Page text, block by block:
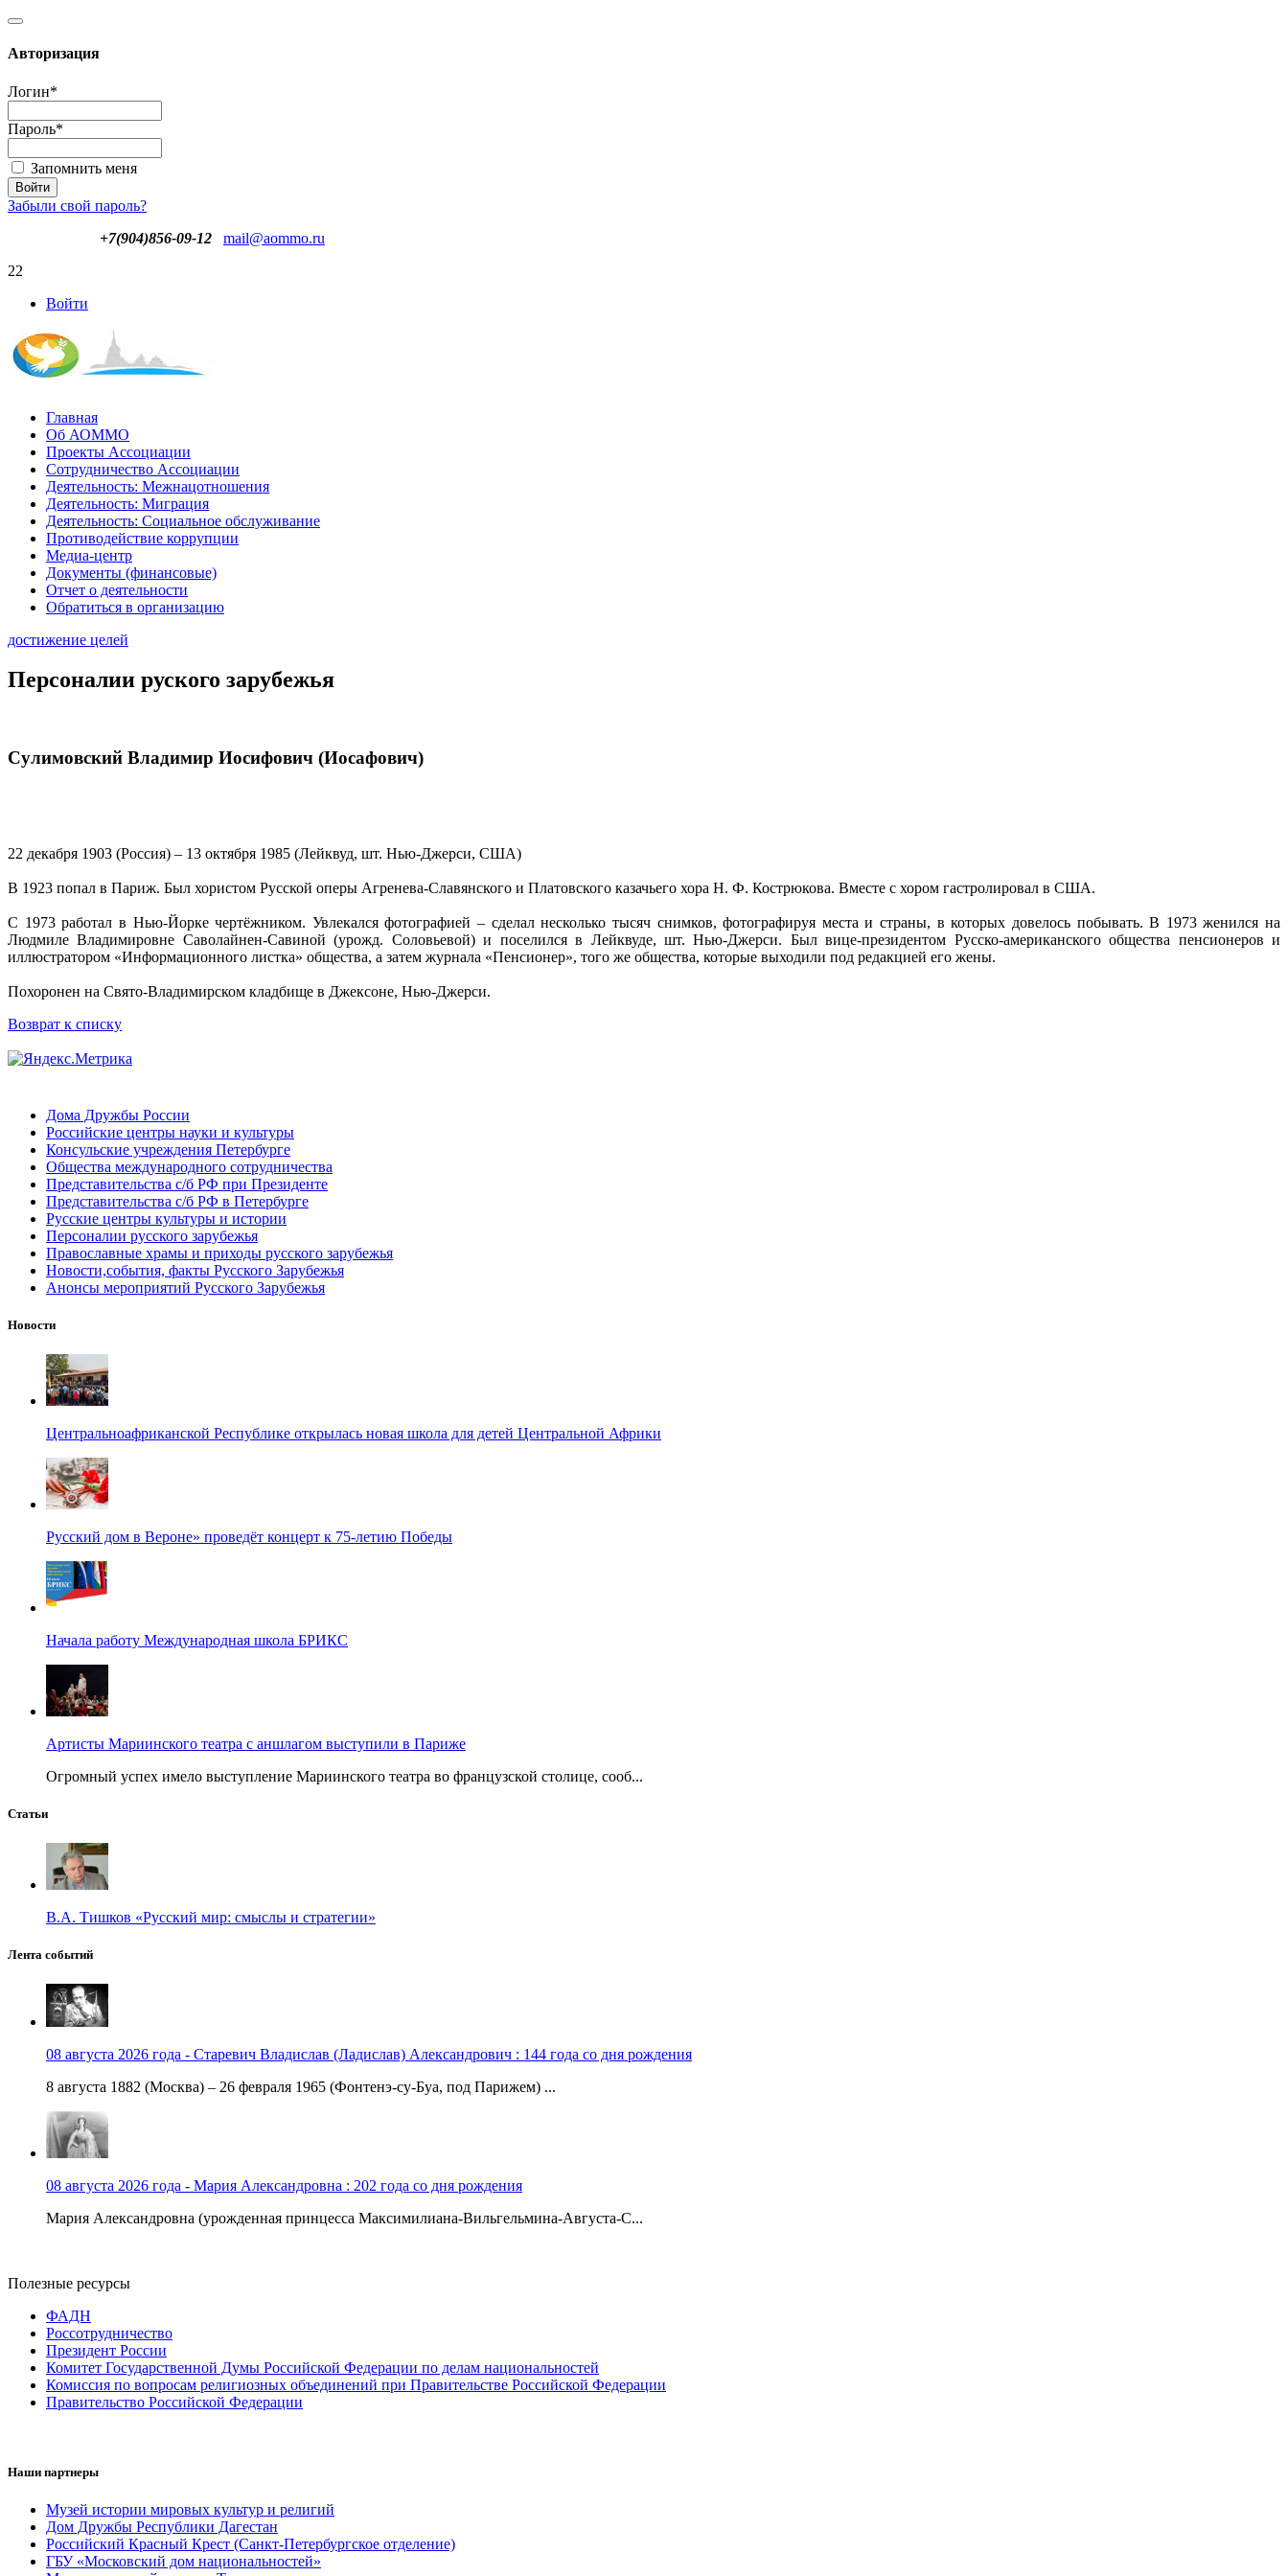
Авторизация
Логин*
Пароль*
Запомнить меня
Забыли свой пароль?
+7(904)856-09-12
mail@aommo.ru
22
Войти
Главная
Об АОММО
Проекты Ассоциации
Сотрудничество Ассоциации
Деятельность: Межнацотношения
Деятельность: Миграция
Деятельность: Социальное обслуживание
Противодействие коррупции
Медиа-центр
Документы (финансовые)
Отчет о деятельности
Обратиться в организацию
достижение целей
Персоналии руского зарубежья
Сулимовский Владимир Иосифович (Иосафович)
22 декабря 1903 (Россия) – 13 октября 1985 (Лейквуд, шт. Нью-Джерси, США)
В 1923 попал в Париж. Был хористом Русской оперы Агренева-Славянского и Платовского казачьего хора Н. Ф. Кострюкова. Вместе с хором гастролировал в США.
С 1973 работал в Нью-Йорке чертёжником. Увлекался фотографией – сделал несколько тысяч снимков, фотографируя места и страны, в которых довелось побывать. В 1973 женился на
Людмиле Владимировне Саволайнен-Савиной (урожд. Соловьевой) и поселился в Лейквуде, шт. Нью-Джерси. Был вице-президентом Русско-американского общества пенсионеров и
иллюстратором «Информационного листка» общества, а затем журнала «Пенсионер», того же общества, которые выходили под редакцией его жены.
Похоронен на Свято-Владимирском кладбище в Джексоне, Нью-Джерси.
Возврат к списку
Дома Дружбы России
Российские центры науки и культуры
Консульские учреждения Петербурге
Общества международного сотрудничества
Представительства с/б РФ при Президенте
Представительства с/б РФ в Петербурге
Русские центры культуры и истории
Персоналии русского зарубежья
Православные храмы и приходы русского зарубежья
Новости,события, факты Русского Зарубежья
Анонсы мероприятий Русского Зарубежья
Новости
Центральноафриканской Республике открылась новая школа для детей Центральной Африки
Русский дом в Вероне» проведёт концерт к 75-летию Победы
Начала работу Международная школа БРИКС
Артисты Мариинского театра с аншлагом выступили в Париже
Огромный успех имело выступление Мариинского театра во французской столице, сооб...
Статьи
В.А. Тишков «Русский мир: смыслы и стратегии»
Лента событий
08 августа 2026 года - Старевич Владислав (Ладислав) Александрович : 144 года со дня рождения
8 августа 1882 (Москва) – 26 февраля 1965 (Фонтенэ-су-Буа, под Парижем) ...
08 августа 2026 года - Мария Александровна : 202 года со дня рождения
Мария Александровна (урожденная принцесса Максимилиана-Вильгельмина-Августа-С...
Полезные ресурсы
ФАДН
Россотрудничество
Президент России
Комитет Государственной Думы Российской Федерации по делам национальностей
Комиссия по вопросам религиозных объединений при Правительстве Российской Федерации
Правительство Российской Федерации
Наши партнеры
Музей истории мировых культур и религий
Дом Дружбы Республики Дагестан
Российский Красный Крест (Санкт-Петербургское отделение)
ГБУ «Московский дом национальностей»